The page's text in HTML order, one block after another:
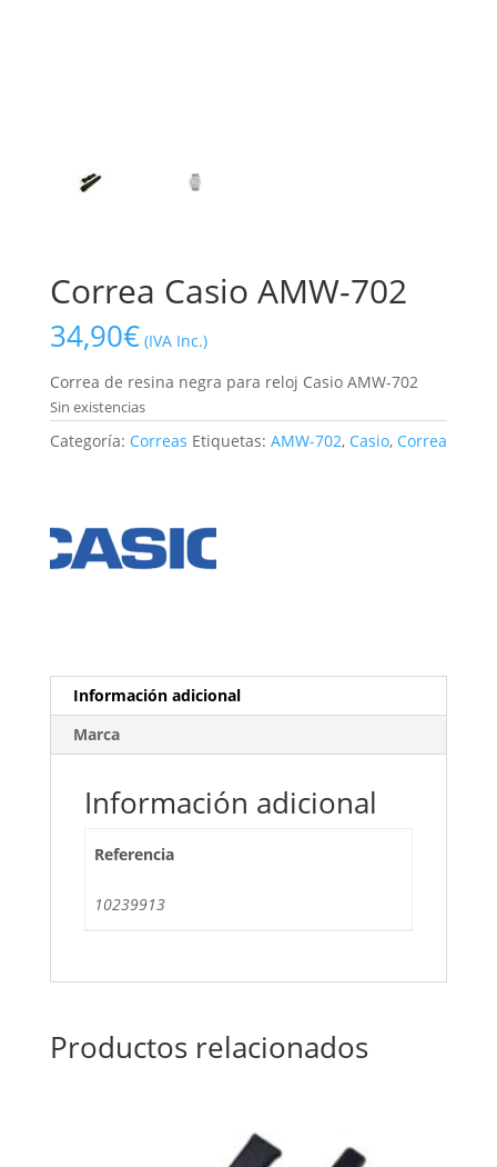
Correa Casio AMW-702
34,90€ (IVA Inc.)
Correa de resina negra para reloj Casio AMW-702
Sin existencias
Categoría: Correas Etiquetas: AMW-702, Casio, Correa
Información adicional
Marca
Información adicional
Referencia
10239913
Productos relacionados